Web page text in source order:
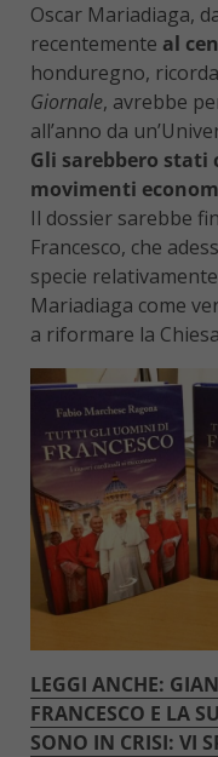
Oscar Mariadiaga,
recentemente al
honduregno,
Giornale, avrebbe
all’anno da
Gli sarebbero stati
movimenti
Il dossier sarebbe
Francesco, che
specie
Mariadiaga come
a riformare la
LEGGI ANCHE:
FRANCESCO E LA
SONO IN CRISI: VI